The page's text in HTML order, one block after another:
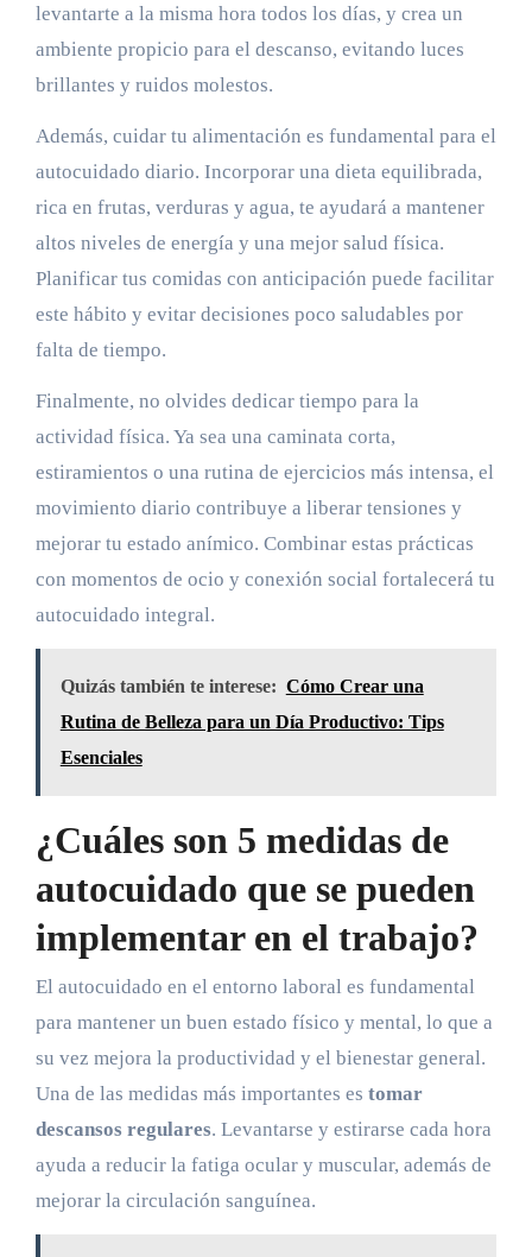
levantarte a la misma hora todos los días, y crea un
ambiente propicio para el descanso, evitando luces
brillantes y ruidos molestos.
Además, cuidar tu alimentación es fundamental para el
autocuidado diario. Incorporar una dieta equilibrada,
rica en frutas, verduras y agua, te ayudará a mantener
altos niveles de energía y una mejor salud física.
Planificar tus comidas con anticipación puede facilitar
este hábito y evitar decisiones poco saludables por
falta de tiempo.
Finalmente, no olvides dedicar tiempo para la
actividad física. Ya sea una caminata corta,
estiramientos o una rutina de ejercicios más intensa, el
movimiento diario contribuye a liberar tensiones y
mejorar tu estado anímico. Combinar estas prácticas
con momentos de ocio y conexión social fortalecerá tu
autocuidado integral.
Quizás también te interese: Cómo Crear una
Rutina de Belleza para un Día Productivo: Tips
Esenciales
¿Cuáles son 5 medidas de
autocuidado que se pueden
implementar en el trabajo?
El autocuidado en el entorno laboral es fundamental
para mantener un buen estado físico y mental, lo que a
su vez mejora la productividad y el bienestar general.
Una de las medidas más importantes es tomar
descansos regulares. Levantarse y estirarse cada hora
ayuda a reducir la fatiga ocular y muscular, además de
mejorar la circulación sanguínea.